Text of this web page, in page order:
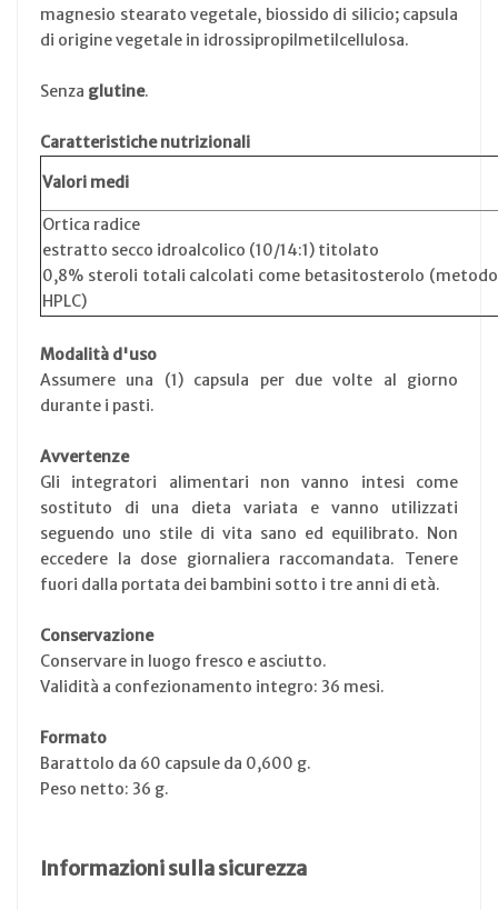
magnesio stearato vegetale, biossido di silicio; capsula
di origine vegetale in idrossipropilmetilcellulosa.
Senza glutine.
Caratteristiche nutrizionali
Valori medi
Ortica radice
estratto secco idroalcolico (10/14:1) titolato
0,8% steroli totali calcolati come betasitosterolo (metodo
HPLC)
Modalità d'uso
Assumere una (1) capsula per due volte al giorno
durante i pasti.
Avvertenze
Gli integratori alimentari non vanno intesi come
sostituto di una dieta variata e vanno utilizzati
seguendo uno stile di vita sano ed equilibrato. Non
eccedere la dose giornaliera raccomandata. Tenere
fuori dalla portata dei bambini sotto i tre anni di età.
Conservazione
Conservare in luogo fresco e asciutto.
Validità a confezionamento integro: 36 mesi.
Formato
Barattolo da 60 capsule da 0,600 g.
Peso netto: 36 g.
Informazioni sulla sicurezza